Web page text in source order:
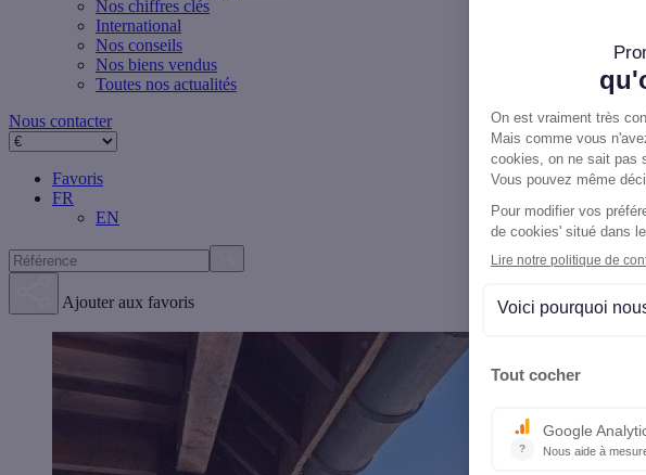
Nos chiffres clés
International
Nos conseils
Nos biens vendus
Toutes nos actualités
Nous contacter
Favoris
FR
EN
Ajouter aux favoris